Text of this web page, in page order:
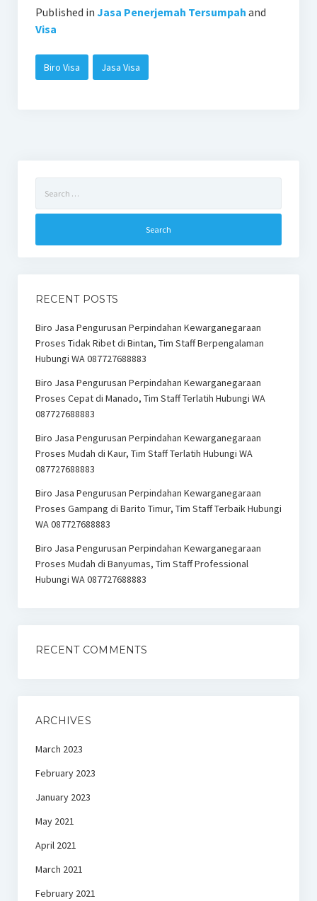
Published in Jasa Penerjemah Tersumpah and
Visa
Biro Visa Jasa Visa
for:
RECENT POSTS
Biro Jasa Pengurusan Perpindahan Kewarganegaraan
Proses Tidak Ribet di Bintan, Tim Staff Berpengalaman
Hubungi WA 087727688883
Biro Jasa Pengurusan Perpindahan Kewarganegaraan
Proses Cepat di Manado, Tim Staff Terlatih Hubungi WA
087727688883
Biro Jasa Pengurusan Perpindahan Kewarganegaraan
Proses Mudah di Kaur, Tim Staff Terlatih Hubungi WA
087727688883
Biro Jasa Pengurusan Perpindahan Kewarganegaraan
Proses Gampang di Barito Timur, Tim Staff Terbaik Hubungi
WA 087727688883
Biro Jasa Pengurusan Perpindahan Kewarganegaraan
Proses Mudah di Banyumas, Tim Staff Professional
Hubungi WA 087727688883
RECENT COMMENTS
ARCHIVES
March 2023
February 2023
January 2023
May 2021
April 2021
March 2021
February 2021